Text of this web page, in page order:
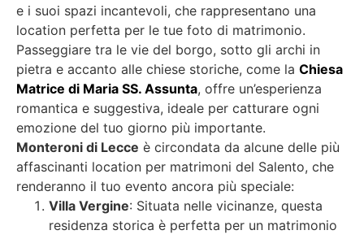
e i suoi spazi incantevoli, che rappresentano una
location perfetta per le tue foto di matrimonio.
Passeggiare tra le vie del borgo, sotto gli archi in
pietra e accanto alle chiese storiche, come la Chiesa
Matrice di Maria SS. Assunta, offre un’esperienza
romantica e suggestiva, ideale per catturare ogni
emozione del tuo giorno più importante.
Monteroni di Lecce è circondata da alcune delle più
affascinanti location per matrimoni del Salento, che
renderanno il tuo evento ancora più speciale:
Villa Vergine: Situata nelle vicinanze, questa
residenza storica è perfetta per un matrimonio